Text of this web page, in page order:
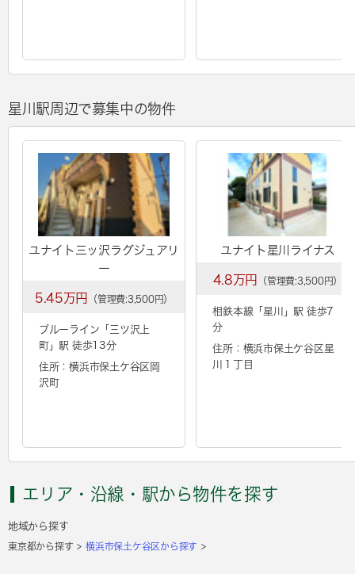
星川駅周辺で募集中の物件
ユナイト三ッ沢ラグジュアリ
ー
5.45万円 （管理費:3,500円）
ブルーライン「 三ツ沢上
町」駅 徒歩13分
住所：横浜市保土ケ谷区岡
沢町
ユナイト星川ライナス
4.8万円 （管理費:3,500円）
相鉄本線「 星川
」駅 徒歩7
分
住所：横浜市保土ケ谷区星
川１丁目
エリア・沿線・駅から物件を探す
地域から探す
東京都から探す 横浜市保土ケ谷区から探す